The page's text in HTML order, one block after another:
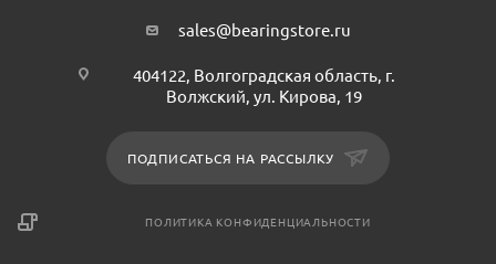
sales@bearingstore.ru
404122, Волгоградская область, г.
Волжский, ул. Кирова, 19
ПОДПИСАТЬСЯ НА РАССЫЛКУ
ПОЛИТИКА КОНФИДЕНЦИАЛЬНОСТИ